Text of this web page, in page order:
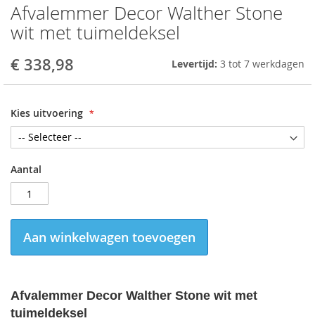
Afvalemmer Decor Walther Stone
wit met tuimeldeksel
€ 338,98 Levertijd: 3 tot 7 werkdagen
Kies uitvoering
Aantal
Aan winkelwagen toevoegen
Afvalemmer Decor Walther Stone wit met
tuimeldeksel
Skip
to
the
of
gallery